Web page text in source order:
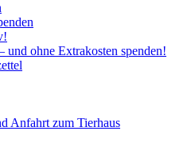
und ohne Extrakosten spenden!
Anfahrt zum Tierhaus